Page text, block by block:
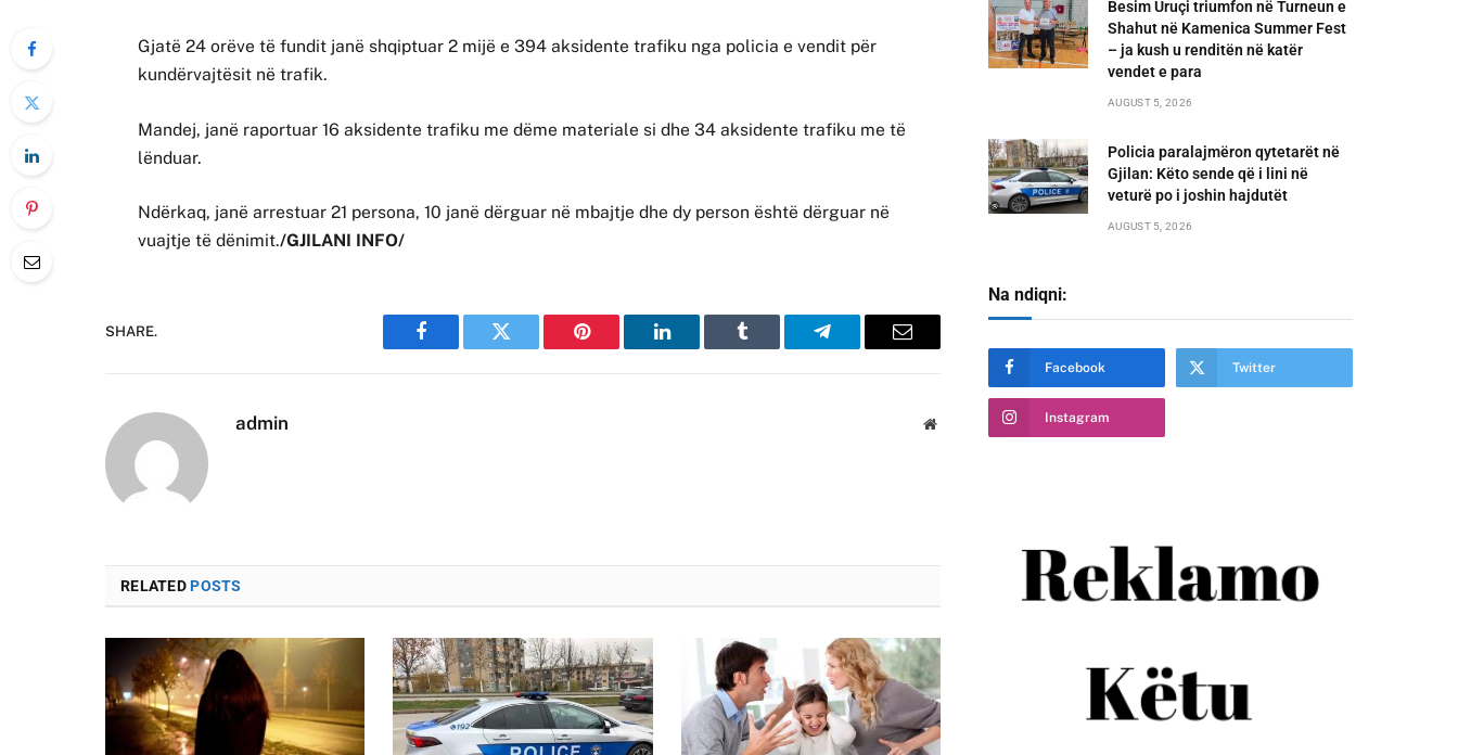
Gjatë 24 orëve të fundit janë shqiptuar 2 mijë e 394 aksidente trafiku nga policia e vendit për
kundërvajtësit në trafik.
Mandej, janë raportuar 16 aksidente trafiku me dëme materiale si dhe 34 aksidente trafiku me të
lënduar.
Ndërkaq, janë arrestuar 21 persona, 10 janë dërguar në mbajtje dhe dy person është dërguar në
vuajtje të dënimit./GJILANI INFO/
SHARE.
Facebook Twitter Pinterest LinkedIn Tumblr Telegram Email
admin Website
RELATEDPOSTS
Besim Uruçi triumfon në Turneun e
Shahut në Kamenica Summer Fest
– ja kush u renditën në katër
vendet e para
AUGUST 5, 2026
Policia paralajmëron qytetarët në
Gjilan: Këto sende që i lini në
veturë po i joshin hajdutët
AUGUST 5, 2026
Na ndiqni:
Facebook Twitter
Instagram